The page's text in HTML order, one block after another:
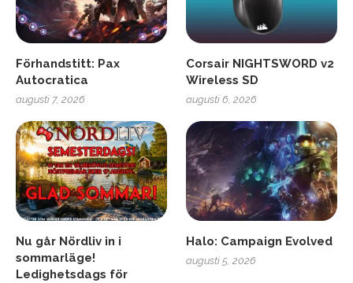
Förhandstitt: Pax
Autocratica
augusti 7, 2026
Corsair NIGHTSWORD v2
Wireless SD
augusti 6, 2026
Nu går Nördliv in i
sommarläge!
Ledighetsdags för
Halo: Campaign Evolved
augusti 5, 2026